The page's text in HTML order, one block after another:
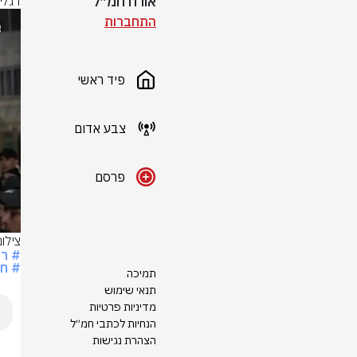
התחברות
פיד ראשי
צבע אדום
פרסם
תמיכה
תנאי שימוש
מדיניות פרטיות
הנחיות לכתבי חמ״ל
הצהרת נגישות
צילום:
#
#